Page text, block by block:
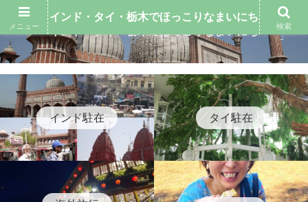
インド駐在 タイ駐在
メニュー
インド・タイ・栃木でほっこりなまいにち
検索